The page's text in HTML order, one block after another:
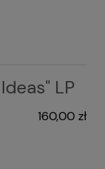
LP
160,00 zł